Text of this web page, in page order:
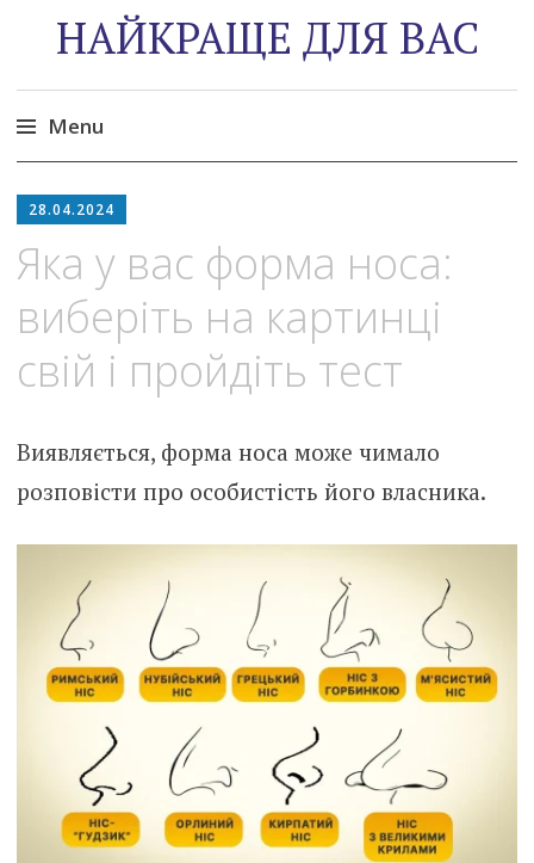
НАЙКРАЩЕ ДЛЯ ВАС
Menu
to
28.04.2024
Яка у вас форма носа:
виберіть на картинці
свій і пройдіть тест
Виявляється, форма носа може чимало
розповісти про особистість його власника.